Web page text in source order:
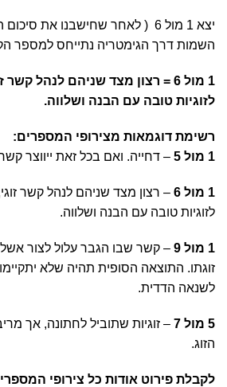
יצא 1 מול 6 ( לאחר שחישבנו את
השמות דרך הגימטריה נתייחס למספר
1 מול 6 = רצון מצד שניהם לנהל
לזוגיות טובה עם הבנה ושלווה.
רשימת דוגמאות מצירופי המספרים:
1 מול 5
– דחייה. ואם בכל זאת ייווצר
1 מול 6
– רצון מצד שניהם לנהל קשר
לזוגיות טובה עם הבנה ושלווה.
1 מול 9
– קשר שבו הגבר עלול לצור
זוגתו. התוצאה הסופית תהיה שלא
לשנאה הדדית.
5 מול 7
– זוגיות שתוביל לחתונה, אך
הזוג.
לקבלת פירוט אודות כל צירופי